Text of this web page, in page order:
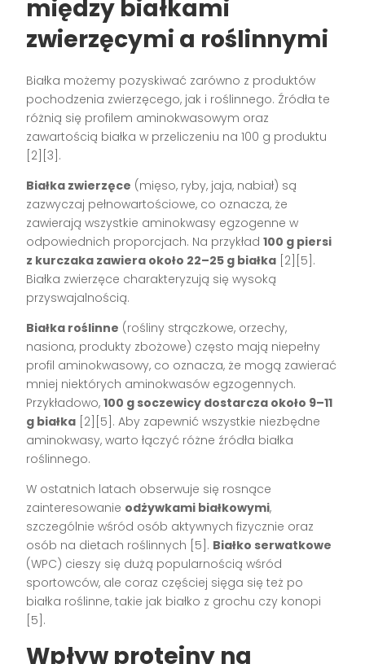
między białkami
zwierzęcymi a roślinnymi
Białka możemy pozyskiwać zarówno z produktów
pochodzenia zwierzęcego, jak i roślinnego. Źródła te
różnią się profilem aminokwasowym oraz
zawartością białka w przeliczeniu na 100 g produktu
[2][3].
Białka zwierzęce (mięso, ryby, jaja, nabiał) są
zazwyczaj pełnowartościowe, co oznacza, że
zawierają wszystkie aminokwasy egzogenne w
odpowiednich proporcjach. Na przykład100 g piersi
z kurczaka zawiera około 22–25 g białka [2][5].
Białka zwierzęce charakteryzują się wysoką
przyswajalnością.
Białka roślinne (rośliny strączkowe, orzechy,
nasiona, produkty zbożowe) często mają niepełny
profil aminokwasowy, co oznacza, że mogą zawierać
mniej niektórych aminokwasów egzogennych.
Przykładowo,100 g soczewicy dostarcza około 9–11
g białka [2][5]. Aby zapewnić wszystkie niezbędne
aminokwasy, warto łączyć różne źródła białka
roślinnego.
W ostatnich latach obserwuje się rosnące
zainteresowanie odżywkami białkowymi,
szczególnie wśród osób aktywnych fizycznie oraz
osób na dietach roślinnych [5]. Białko serwatkowe
(WPC) cieszy się dużą popularnością wśród
sportowców, ale coraz częściej sięga się też po
białka roślinne, takie jak białko z grochu czy konopi
[5].
Wpływ proteiny na